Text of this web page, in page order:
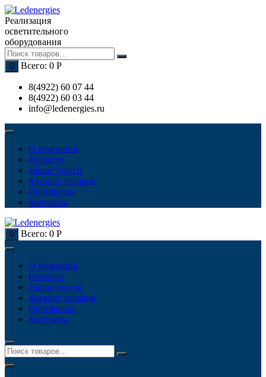
Перейти
к
содержимому
Реализация
осветительного
оборудования
0 Всего: 0 Р
8(4922) 60 07 44
8(4922) 60 03 44
info@ledenergies.ru
О компании
Новости
Наши услуги
Каталог товаров
Портфолио
Контакты
0 Всего: 0 Р
О компании
Новости
Наши услуги
Каталог товаров
Портфолио
Контакты